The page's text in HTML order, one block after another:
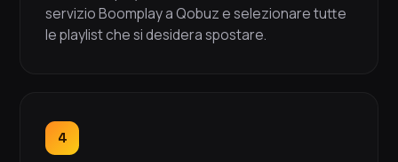
servizio Boomplay a Qobuz e selezionare tutte
le playlist che si desidera spostare.
4